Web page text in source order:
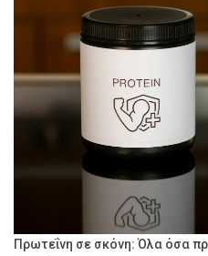
Πρωτεΐνη σε σκόνη: Όλα όσα